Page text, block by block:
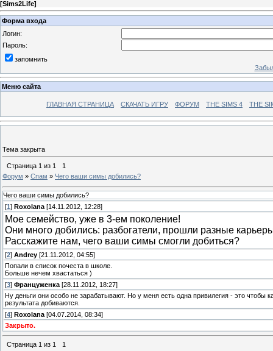
[Sims2Life]
Форма входа
Логин:
Пароль:
запомнить
Меню сайта
ГЛАВНАЯ СТРАНИЦА СКАЧАТЬ ИГРУ ФОРУМ THE SIMS 4 THE
Тема закрыта
Страница 1 из 1
1
Форум » Спам » Чего ваши симы добились?
Чего ваши симы добились?
[1 ] Roxolana [14.11.2012, 12:28]
Мое семейство, уже в 3-ем поколение!
Они много добились: разбогатели, прошли разные
Расскажите нам, чего ваши симы смогли добиться?
[2] Andrey [21.11.2012, 04:55]
Попали в список почеста в школе.
Больше нечем хвастаться )
[3] Француженка [28.11.2012, 18:27]
Ну деньги они особо не зарабатывают. Но у меня есть одна привилегия - это
результата добиваются.
[4] Roxolana [04.07.2014, 08:34]
Закрыто.
Страница 1 из 1 1